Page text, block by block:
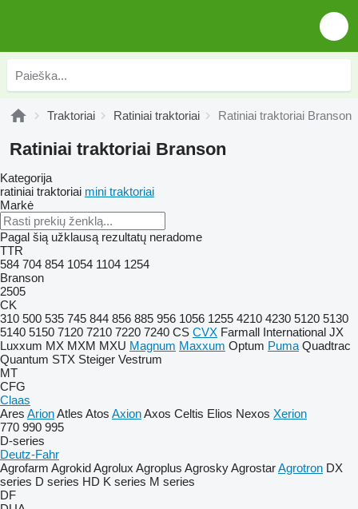
Traktoriai Ratiniai traktoriai Ratiniai traktoriai Branson
Ratiniai traktoriai Branson
Kategorija
ratiniai traktoriai mini traktoriai
Markė
Pagal šią užklausą rezultatų neradome
TTR
584 704 854 1054 1104 1254
Branson
2505
CK
310 500 535 745 844 856 885 956 1056 1255 4210 4230 5120 5130
5140 5150 7120 7210 7220 7240 CS CVX Farmall International JX
Luxxum MX MXM MXU Magnum Maxxum Optum Puma Quadtrac
Quantum STX Steiger Vestrum
MT
CFG
Claas
Ares ArionAtles Atos AxionAxos Celtis Elios Nexos Xerion
770 990 995
D-series
Deutz-Fahr
Agrofarm AgrokidAgrolux Agroplus AgroskyAgrostarAgrotron DX
series D series HD K series M series
DF